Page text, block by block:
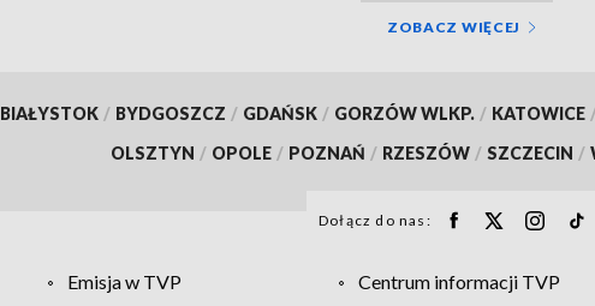
ZOBACZ WIĘCEJ
BIAŁYSTOK / BYDGOSZCZ / GDAŃSK / GORZÓW WLKP. / KATOWICE
OLSZTYN / OPOLE / POZNAŃ / RZESZÓW / SZCZECIN /
Dołącz do nas:
Emisja w TVP Centrum informacji TVP